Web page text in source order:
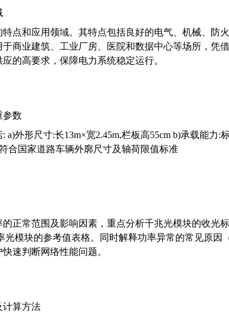
点和应用领域。其特点包括良好的电气、机械、防
商业建筑、工业厂房、医院和数据中心等场所，凭
的高要求，保障电力系统稳定运行。
参数
a)外形尺寸:长13m×宽2.45m,栏板高55cm b)承载能力:
合国家道路车辆外廓尺寸及轴荷限值标准
正常范围及影响因素，重点分析千兆光模块的收光
光模块的参考值表格。同时解释功率异常的常见原因
速判断网络性能问题。
计算方法